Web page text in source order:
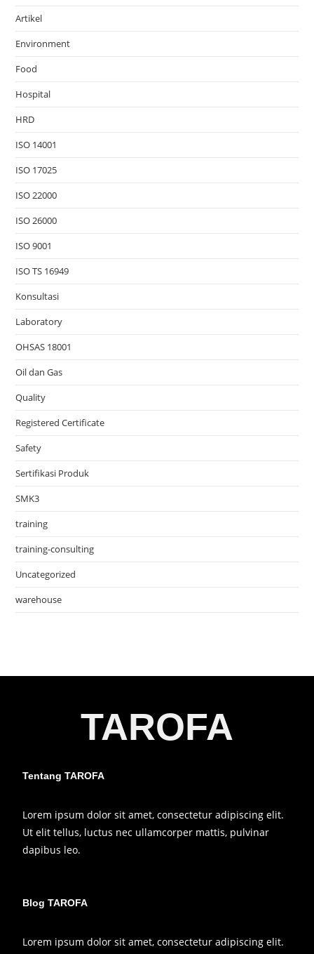
Artikel
Environment
Food
Hospital
HRD
ISO 14001
ISO 17025
ISO 22000
ISO 26000
ISO 9001
ISO TS 16949
Konsultasi
Laboratory
OHSAS 18001
Oil dan Gas
Quality
Registered Certificate
Safety
Sertifikasi Produk
SMK3
training
training-consulting
Uncategorized
warehouse
TAROFA
Tentang TAROFA
Lorem ipsum dolor sit amet, consectetur adipiscing elit.
Ut elit tellus, luctus nec ullamcorper mattis, pulvinar
dapibus leo.
Blog TAROFA
Lorem ipsum dolor sit amet, consectetur adipiscing elit.